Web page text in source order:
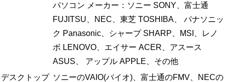
パソコン メーカー：ソニー SONY、富士通
FUJITSU、NEC、東芝 TOSHIBA、 パナソニッ
ク Panasonic、シャープ SHARP、MSI、レノ
ボ LENOVO、エイサー ACER、アスース
ASUS、 アップル APPLE、その他
デスクトップ ソニーのVAIO(バイオ)、富士通のFMV、NECの